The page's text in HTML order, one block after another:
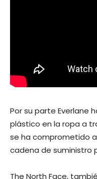
Por su parte Everlane
plástico en la ropa a
se ha comprometido
cadena de suministro
The North Face,